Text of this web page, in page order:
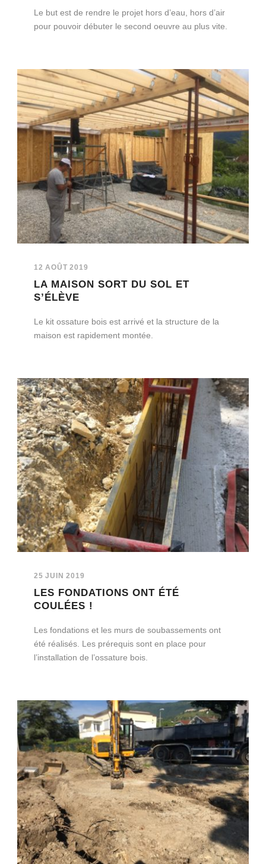
Le but est de rendre le projet hors d’eau, hors d’air
pour pouvoir débuter le second oeuvre au plus vite.
12 AOÛT 2019
LA MAISON SORT DU SOL ET
S’ÉLÈVE
Le kit ossature bois est arrivé et la structure de la
maison est rapidement montée.
25 JUIN 2019
LES FONDATIONS ONT ÉTÉ
COULÉES !
Les fondations et les murs de soubassements ont
été réalisés. Les prérequis sont en place pour
l’installation de l’ossature bois.